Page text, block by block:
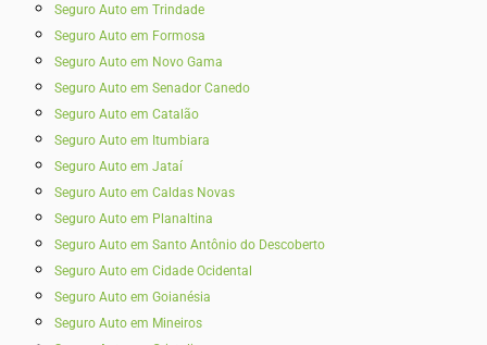
Seguro Auto em Trindade
Seguro Auto em Formosa
Seguro Auto em Novo Gama
Seguro Auto em Senador Canedo
Seguro Auto em Catalão
Seguro Auto em Itumbiara
Seguro Auto em Jataí
Seguro Auto em Caldas Novas
Seguro Auto em Planaltina
Seguro Auto em Santo Antônio do Descoberto
Seguro Auto em Cidade Ocidental
Seguro Auto em Goianésia
Seguro Auto em Mineiros